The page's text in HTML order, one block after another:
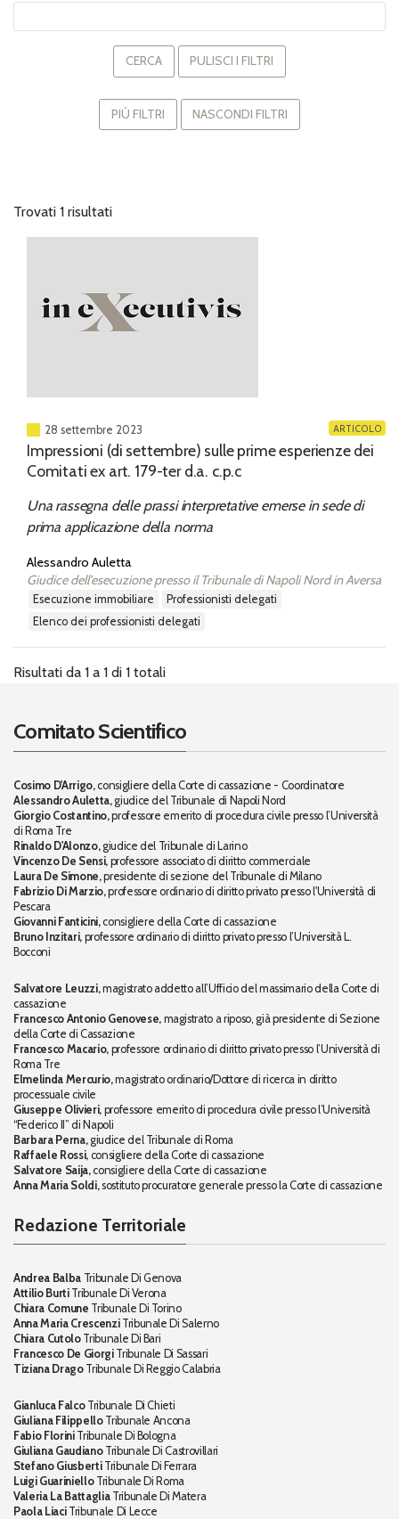
CERCA PULISCI I FILTRI
PIÙ FILTRI NASCONDI FILTRI
Trovati 1 risultati
28 settembre 2023 ARTICOLO
Impressioni (di settembre) sulle prime esperienze dei
Comitati ex art. 179-ter d.a. c.p.c
Una rassegna delle prassi interpretative emerse in sede di
prima applicazione della norma
Alessandro Auletta
Giudice dell’esecuzione presso il Tribunale di Napoli Nord in Aversa
esecuzione immobiliare
professionisti delegati
elenco dei professionisti delegati
Risultati da 1 a 1 di 1 totali
Comitato Scientifico
Cosimo D'Arrigo,consigliere della Corte di cassazione - Coordinatore
Alessandro Auletta,giudice del Tribunale di Napoli Nord
Giorgio Costantino,professore emerito di procedura civile presso l’Università
di Roma Tre
Rinaldo D'Alonzo,giudice del Tribunale di Larino
Vincenzo De Sensi,professore associato di diritto commerciale
Laura De Simone,presidente di sezione del Tribunale di Milano
Fabrizio Di Marzio,professore ordinario di diritto privato presso l'Università di
Pescara
Giovanni Fanticini,consigliere della Corte di cassazione
Bruno Inzitari, professore ordinario di diritto privato presso l’Università L.
Bocconi
Salvatore Leuzzi,magistrato addetto all’Ufficio del massimario della Corte di
cassazione
Francesco Antonio Genovese, magistrato a riposo, già presidente di Sezione
della Corte di Cassazione
Francesco Macario,professore ordinario di diritto privato presso l’Università di
Roma Tre
Elmelinda Mercurio,magistrato ordinario/Dottore di ricerca in diritto
processuale civile
Giuseppe Olivieri,professore emerito di procedura civile presso l’Università
“Federico II” di Napoli
Barbara Perna,giudice del Tribunale di Roma
Raffaele Rossi, consigliere della Corte di cassazione
Salvatore Saija,consigliere della Corte di cassazione
Anna Maria Soldi,sostituto procuratore generale presso la Corte di cassazione
Redazione Territoriale
Andrea BalbaTribunale Di Genova
Attilio BurtiTribunale Di Verona
Chiara Comune Tribunale Di Torino
Anna Maria CrescenziTribunale Di Salerno
Chiara CutoloTribunale Di Bari
Francesco De GiorgiTribunale Di Sassari
Tiziana DragoTribunale Di Reggio Calabria
Gianluca FalcoTribunale Di Chieti
Giuliana FilippelloTribunale Ancona
Fabio FloriniTribunale Di Bologna
Giuliana GaudianoTribunale Di Castrovillari
Stefano GiusbertiTribunale Di Ferrara
Luigi GuarinielloTribunale Di Roma
Valeria La BattagliaTribunale Di Matera
Paola LiaciTribunale Di Lecce